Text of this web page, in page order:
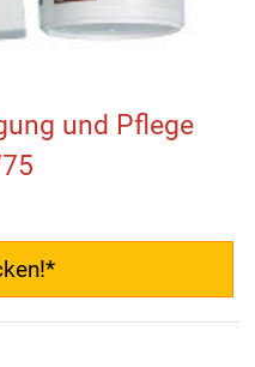
und Pflege